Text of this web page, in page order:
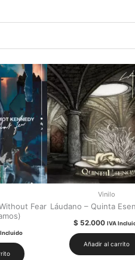
Fear
Incluido
Vinilo
Láudano – Quinta
$52.000 IVA
Añadir al carrito